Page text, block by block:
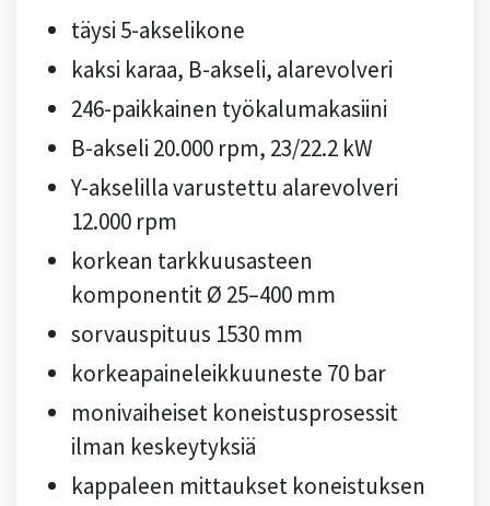
täysi 5-akselikone
kaksi karaa, B-akseli, alarevolveri
246-paikkainen työkalumakasiini
B-akseli 20.000 rpm, 23/22.2 kW
Y-akselilla varustettu alarevolveri
12.000 rpm
korkean tarkkuusasteen
komponentit Ø 25–400 mm
sorvauspituus 1530 mm
korkeapaineleikkuuneste 70 bar
monivaiheiset koneistusprosessit
ilman keskeytyksiä
kappaleen mittaukset koneistuksen